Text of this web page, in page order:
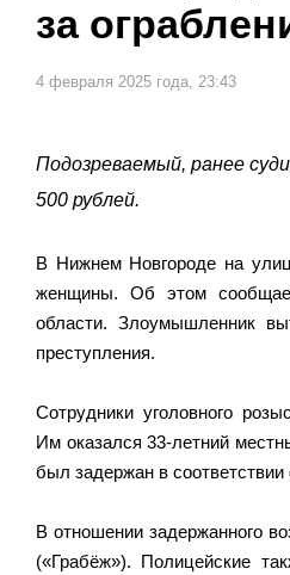
за
4 февраля 2025 года, 23:43
Подозреваемый, ранее
500 рублей.
В Нижнем Новгороде на
женщины. Об этом
области. Злоумышленник
преступления.
Сотрудники уголовного
Им оказался 33-летний
был задержан в
В отношении задержанного
(«Грабёж»). Полицейские